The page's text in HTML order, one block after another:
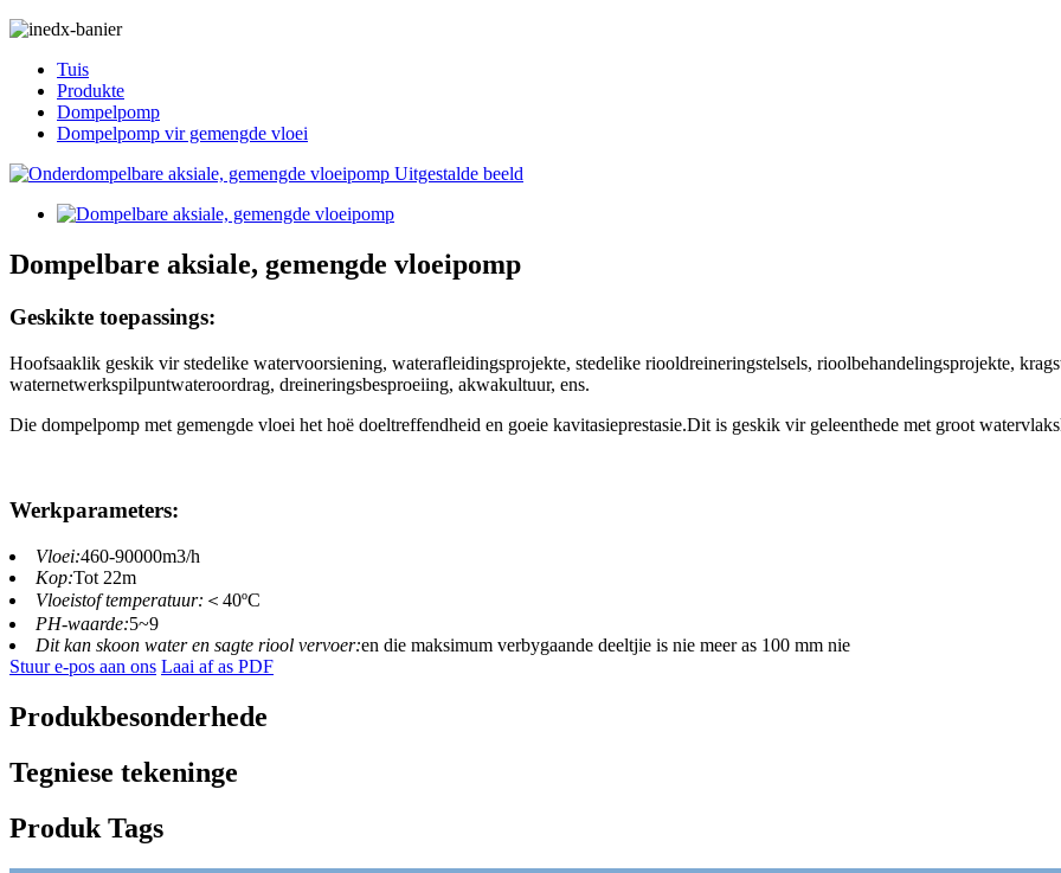
Tuis
Produkte
Dompelpomp
Dompelpomp vir gemengde vloei
Dompelbare aksiale, gemengde vloeipomp
Geskikte toepassings:
Hoofsaaklik geskik vir stedelike watervoorsiening, waterafleidingsprojekte, stedelike riooldreineringstelsels, rioolbehandelingsprojekte,
waternetwerkspilpuntwateroordrag, dreineringsbesproeiing, akwakultuur, ens.
Die dompelpomp met gemengde vloei het hoë doeltreffendheid en goeie kavitasieprestasie.Dit is geskik vir geleenthede met groot
Werkparameters:
Vloei:460-90000m3/h
Kop:Tot 22m
Vloeistof temperatuur: ＜40ºC
PH-waarde:5~9
Dit kan skoon water en sagte riool vervoer:en die maksimum verbygaande deeltjie is nie meer as 100 mm nie
Stuur e-pos aan ons Laai af as PDF
Produkbesonderhede
Tegniese tekeninge
Produk Tags